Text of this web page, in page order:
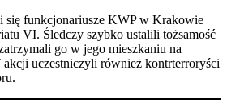
się funkcjonariusze KWP w Krakowie
VI. Śledczy szybko ustalili tożsamość
go w jego mieszkaniu na
uczestniczyli również kontrterroryści